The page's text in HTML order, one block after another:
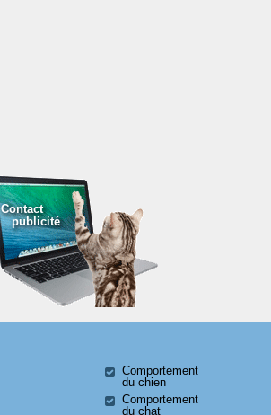
Contact
publicité
Comportement
du chien
Comportement
du chat